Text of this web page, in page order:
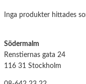
Inga produkter hittades
Södermalm
Renstiernas gata 24
116 31 Stockholm